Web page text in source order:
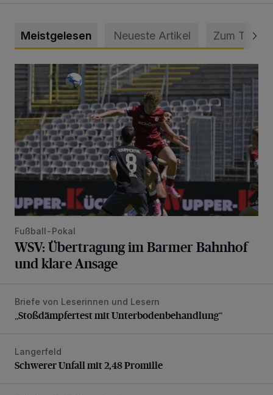
Meistgelesen Neueste Artikel Zum Thema
WSV: Übertragung im Barmer Bahnhof und klare Ansage
Fußball-Pokal
WSV: Übertragung im Barmer Bahnhof
und klare Ansage
„Stoßdämpfertest mit Unterbodenbehandlung“
Briefe von Leserinnen und Lesern
„Stoßdämpfertest mit Unterbodenbehandlung“
Schwerer Unfall mit 2,48 Promille
Langerfeld
Schwerer Unfall mit 2,48 Promille